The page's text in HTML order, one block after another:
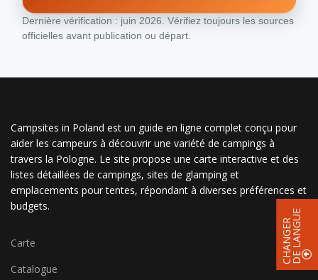
C
H
A
N
G
E
R
D
E
L
A
N
G
UE
Dernière vérification : juin 2026. Vérifiez toujours les sources
officielles avant publication ou départ.
Campsites in Poland est un guide en ligne complet conçu pour
aider les campeurs à découvrir une variété de campings à
travers la Pologne. Le site propose une carte interactive et des
listes détaillées de campings, sites de glamping et
emplacements pour tentes, répondant à diverses préférences et
budgets.
Carte
Catalogue